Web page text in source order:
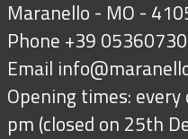
Maranello - MO -
Phone +39
Email
Opening times:
pm (closed on 25th